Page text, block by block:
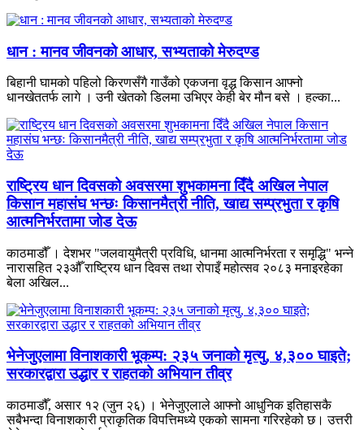
धान : मानव जीवनको आधार, सभ्यताको मेरुदण्ड
बिहानी घामको पहिलो किरणसँगै गाउँको एकजना वृद्ध किसान आफ्नो
धानखेततर्फ लागे । उनी खेतको डिलमा उभिएर केही बेर मौन बसे । हल्का...
राष्ट्रिय धान दिवसको अवसरमा शुभकामना दिँदै अखिल नेपाल
किसान महासंघ भन्छः किसानमैत्री नीति, खाद्य सम्प्रभुता र कृषि
आत्मनिर्भरतामा जोड देऊ
काठमाडौँ । देशभर "जलवायुमैत्री प्रविधि, धानमा आत्मनिर्भरता र समृद्धि" भन्ने
नारासहित २३औँ राष्ट्रिय धान दिवस तथा रोपाइँ महोत्सव २०८३ मनाइरहेका
बेला अखिल...
भेनेजुएलामा विनाशकारी भूकम्प: २३५ जनाको मृत्यु, ४,३०० घाइते;
सरकारद्वारा उद्धार र राहतको अभियान तीव्र
काठमाडौँ, असार १२ (जुन २६) । भेनेजुएलाले आफ्नो आधुनिक इतिहासकै
सबैभन्दा विनाशकारी प्राकृतिक विपत्तिमध्ये एकको सामना गरिरहेको छ। उत्तरी